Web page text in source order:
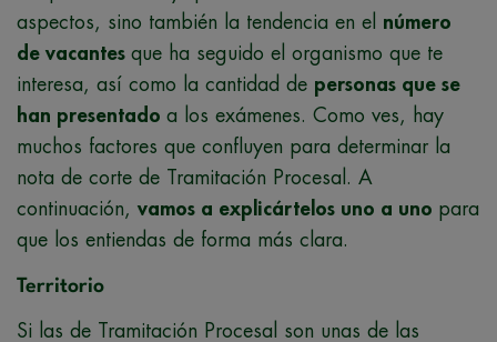
aspectos, sino también la tendencia en el número
de vacantes que ha seguido el organismo que te
interesa, así como la cantidad de personas que se
han presentado a los exámenes. Como ves, hay
muchos factores que confluyen para determinar la
nota de corte de Tramitación Procesal. A
continuación, vamos a explicártelos uno a uno para
que los entiendas de forma más clara.
Territorio
Si las de Tramitación Procesal son unas de las